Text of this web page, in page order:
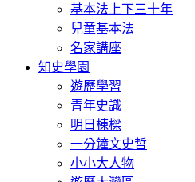
基本法上下三十年
兒童基本法
名家講座
知史學園
遊歷學習
青年史識
明日棟樑
一分鐘文史哲
小小大人物